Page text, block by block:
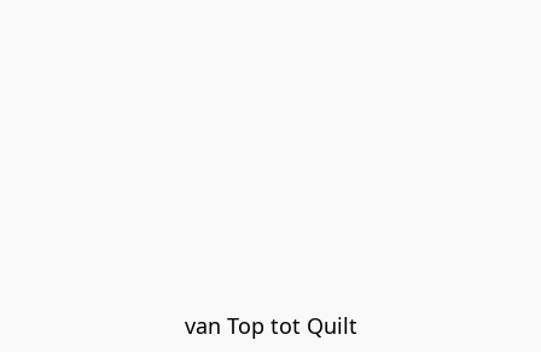
van Top tot Quilt